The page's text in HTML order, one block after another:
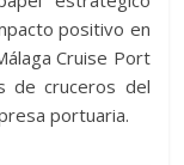
positivo en
Cruise Port
de cruceros del
portuaria.